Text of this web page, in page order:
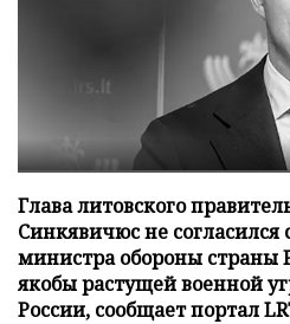
Глава литовского
Синкявичюс не
министра обороны страны
якобы растущей военной
России, сообщает портал